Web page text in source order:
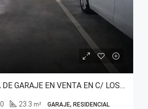
DOBLE PLAZA DE GARAJE EN VENTA EN C/ LOS HERRÁN – VITORIA-GASTEIZ
0 23.3 m² GARAJE, RESIDENCIAL